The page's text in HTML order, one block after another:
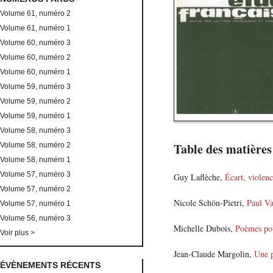
Table des matières
Guy Laflèche, Écart,
Nicole Schön-Pietri, Paul
Michelle Dubois, Poèmes
Jean-Claude Margolin, Une
Volume 61, numéro 2
Volume 61, numéro 1
Volume 60, numéro 3
Volume 60, numéro 2
Volume 60, numéro 1
Volume 59, numéro 3
Volume 59, numéro 2
Volume 59, numéro 1
Volume 58, numéro 3
Volume 58, numéro 2
Volume 58, numéro 1
Volume 57, numéro 3
Volume 57, numéro 2
Volume 57, numéro 1
Volume 56, numéro 3
Voir plus >
ÉVÈNEMENTS RÉCENTS